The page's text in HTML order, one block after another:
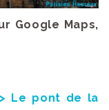
Google Maps,
Le pont de la